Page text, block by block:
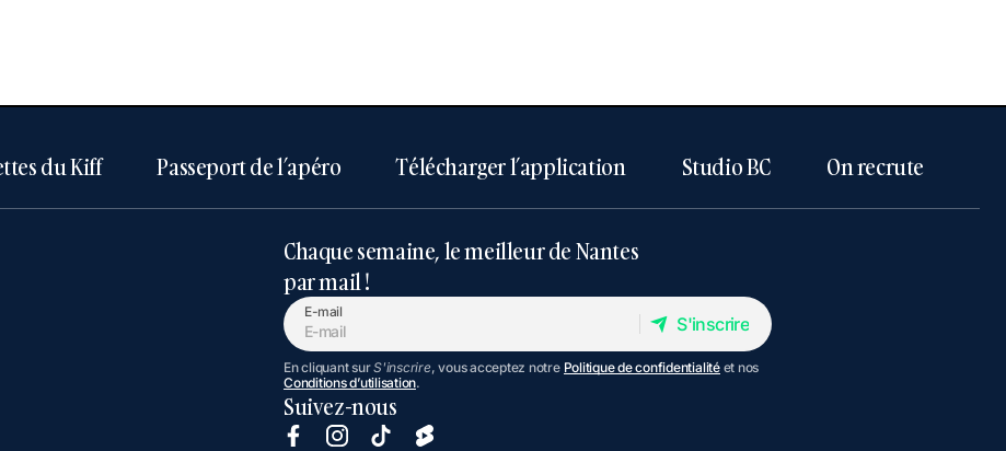
du Kiff Passeport de l’apéro Télécharger l’application Studio BC On recrute
Chaque semaine, le meilleur de Nantes
par mail !
E-mail
S'inscrire
S'inscrire
En cliquant surS'inscrire, vous acceptez notre Politique de confidentialitéet nos
Conditions d’utilisation.
Suivez-nous